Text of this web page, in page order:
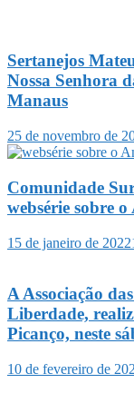
Sertanejos
Nossa Senhora
Manaus
25 de novembro de
Comunidade
websérie sobre o
15 de janeiro de 2022
A Associação
Liberdade,
Picanço, neste
10 de fevereiro de